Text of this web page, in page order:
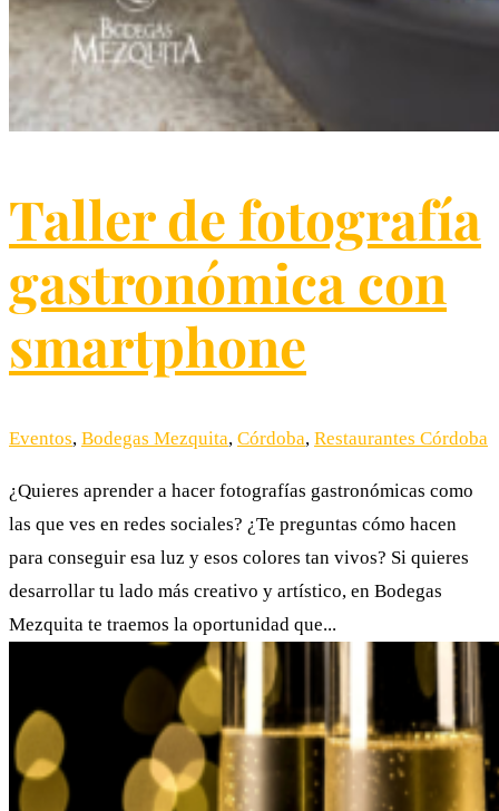
Taller de fotografía
gastronómica con
smartphone
Eventos, Bodegas Mezquita, Córdoba, Restaurantes Córdoba
¿Quieres aprender a hacer fotografías gastronómicas como
las que ves en redes sociales? ¿Te preguntas cómo hacen
para conseguir esa luz y esos colores tan vivos? Si quieres
desarrollar tu lado más creativo y artístico, en Bodegas
Mezquita te traemos la oportunidad que...